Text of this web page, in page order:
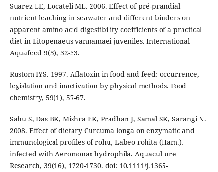
Suarez LE, Locateli ML. 2006. Effect of pré-prandial
nutrient leaching in seawater and different binders on
apparent amino acid digestibility coefficients of a practical
diet in Litopenaeus vannamaei juveniles. International
Aquafeed 9(5), 32-33.
Rustom IYS. 1997. Aflatoxin in food and feed: occurrence,
legislation and inactivation by physical methods. Food
chemistry, 59(1), 57-67.
Sahu S, Das BK, Mishra BK, Pradhan J, Samal SK, Sarangi N.
2008. Effect of dietary Curcuma longa on enzymatic and
immunological profiles of rohu, Labeo rohita (Ham.),
infected with Aeromonas hydrophila. Aquaculture
Research, 39(16), 1720-1730. doi: 10.1111/j.1365-